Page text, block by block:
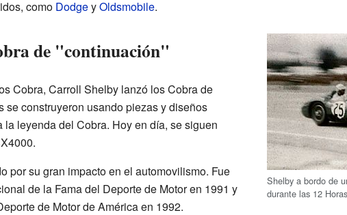
como DodgeyOldsmobile.
Shelby a bordo de
durante las 12
de "continuación"
Cobra, Carroll Shelby lanzó los Cobra de
se construyeron usando piezas y diseños
leyenda del Cobra. Hoy en día, se siguen
por su gran impacto en el automovilismo. Fue
de la Fama del Deporte de Motor en 1991 y
de Motor de América en 1992.